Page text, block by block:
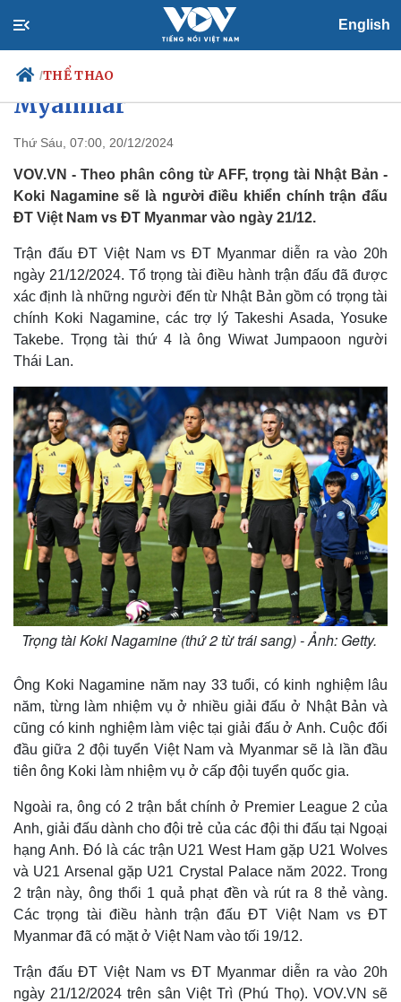
English
/THỂ THAO
Chính trị
Đảng
Tổ chức nhân sự
Nhận diện sự thật
Xã hội
Tin 24h
Dự báo thời tiết
Dấu ấn VOV
Việc làm
Biển đảo
Thế giới
Quan sát
Cuộc sống đó đây
Hồ sơ
Multimedia
Video
Ảnh
E-Magazine
Infographic
Trọng tài Nhật Bản điều khiển
trận ĐT Việt Nam vs ĐT
Myanmar
Thứ Sáu, 07:00, 20/12/2024
VOV.VN - Theo phân công từ AFF, trọng tài Nhật Bản -
Koki Nagamine sẽ là người điều khiển chính trận đấu
ĐT Việt Nam vs ĐT Myanmar vào ngày 21/12.
Trận đấu ĐT Việt Nam vs ĐT Myanmar diễn ra vào 20h
ngày 21/12/2024. Tổ trọng tài điều hành trận đấu đã được
xác định là những người đến từ Nhật Bản gồm có trọng tài
chính Koki Nagamine, các trợ lý Takeshi Asada, Yosuke
Takebe. Trọng tài thứ 4 là ông Wiwat Jumpaoon người
Thái Lan.
Trọng tài Koki Nagamine (thứ 2 từ trái sang) - Ảnh: Getty.
Ông Koki Nagamine năm nay 33 tuổi, có kinh nghiệm lâu
năm, từng làm nhiệm vụ ở nhiều giải đấu ở Nhật Bản và
cũng có kinh nghiệm làm việc tại giải đấu ở Anh. Cuộc đối
đầu giữa 2 đội tuyển Việt Nam và Myanmar sẽ là lần đầu
tiên ông Koki làm nhiệm vụ ở cấp đội tuyển quốc gia.
Ngoài ra, ông có 2 trận bắt chính ở Premier League 2 của
Anh, giải đấu dành cho đội trẻ của các đội thi đấu tại Ngoại
hạng Anh. Đó là các trận U21 West Ham gặp U21 Wolves
và U21 Arsenal gặp U21 Crystal Palace năm 2022. Trong
2 trận này, ông thổi 1 quả phạt đền và rút ra 8 thẻ vàng.
Các trọng tài điều hành trận đấu ĐT Việt Nam vs ĐT
Myanmar đã có mặt ở Việt Nam vào tối 19/12.
Trận đấu ĐT Việt Nam vs ĐT Myanmar diễn ra vào 20h
ngày 21/12/2024 trên sân Việt Trì (Phú Thọ). VOV.VN sẽ